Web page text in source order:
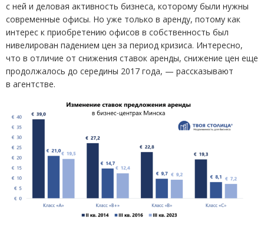
с ней и деловая активность бизнеса, которому были нужны
современные офисы. Но уже только в аренду, потому как
интерес к приобретению офисов в собственность был
нивелирован падением цен за период кризиса. Интересно,
что в отличие от снижения ставок аренды, снижение цен еще
продолжалось до середины 2017 года, — рассказывают
в агентстве.